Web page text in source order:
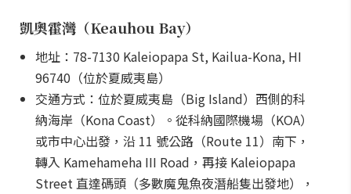
凱奧霍灣（Keauhou Bay）
地址：78-7130 Kaleiopapa St, Kailua-Kona, HI
96740（位於夏威夷島）
交通方式：位於夏威夷島（Big Island）西側的科
納海岸（Kona Coast）。從科納國際機場（KOA）
或市中心出發，沿 11 號公路（Route 11）南下，
轉入 Kamehameha III Road，再接 Kaleiopapa
Street 直達碼頭（多數魔鬼魚夜潛船隻出發地），